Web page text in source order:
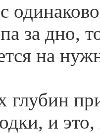
за дно,
на
и